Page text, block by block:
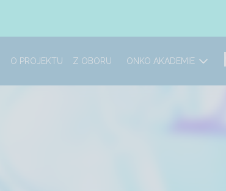
O PROJEKTU Z OBORU ONKO AKADEMIE